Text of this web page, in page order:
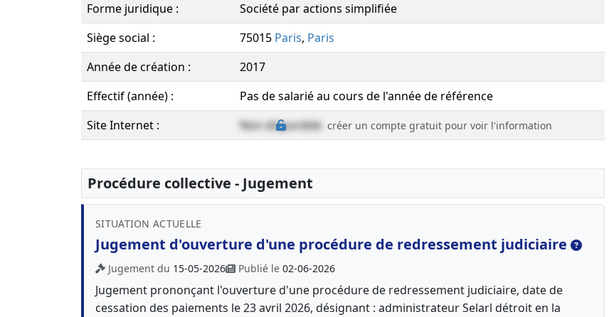
Forme juridique :
Société par actions simplifiée
Siège social :
75015 Paris, Paris
Année de création :
2017
Effectif (année) :
Pas de salarié au cours de l'année de référence
Site Internet :
Non disponible créer un compte gratuit pour voir l'information
Procédure collective - Jugement
SITUATION ACTUELLE
Jugement d'ouverture d'une procédure de redressement judiciaire
Jugement du 15-05-2026 Publié le 02-06-2026
Jugement prononçant l'ouverture d'une procédure de redressement judiciaire, date de
cessation des paiements le 23 avril 2026, désignant : administrateur Selarl détroit en la